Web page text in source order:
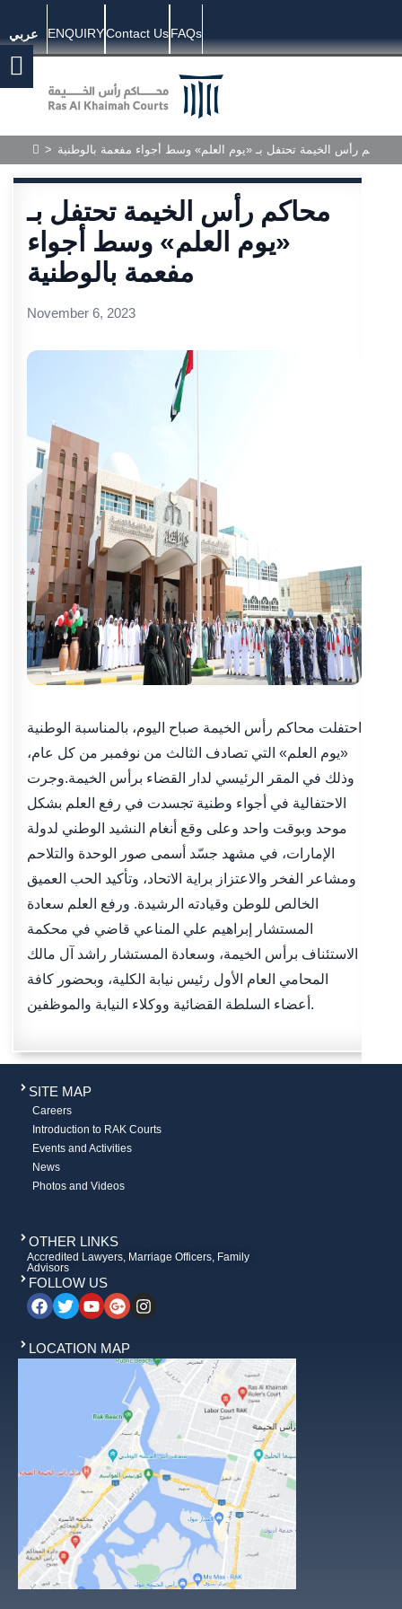
عربي ENQUIRYContact UsFAQs
> محاكم رأس الخيمة تحتفل بـ «يوم العلم» وسط أجواء مفعمة بالوطنية
محاكم رأس الخيمة تحتفل بـ
«يوم العلم» وسط أجواء
مفعمة بالوطنية
November 6, 2023
احتفلت محاكم رأس الخيمة صباح اليوم، بالمناسبة الوطنية
«يوم العلم» التي تصادف الثالث من نوفمبر من كل عام،
وذلك في المقر الرئيسي لدار القضاء برأس الخيمة.وجرت
الاحتفالية في أجواء وطنية تجسدت في رفع العلم بشكل
موحد وبوقت واحد وعلى وقع أنغام النشيد الوطني لدولة
الإمارات، في مشهد جسّد أسمى صور الوحدة والتلاحم
ومشاعر الفخر والاعتزاز براية الاتحاد، وتأكيد الحب العميق
الخالص للوطن وقيادته الرشيدة. ورفع العلم سعادة
المستشار إبراهيم علي المناعي قاضي في محكمة
الاستئناف برأس الخيمة، وسعادة المستشار راشد آل مالك
المحامي العام الأول رئيس نيابة الكلية، وبحضور كافة
أعضاء السلطة القضائية ووكلاء النيابة والموظفين.
SITE MAP
Careers
Introduction to RAK Courts
Events and Activities
News
Photos and Videos
OTHER LINKS
Accredited Lawyers, Marriage Officers, Family
Advisors
FOLLOW US
LOCATION MAP